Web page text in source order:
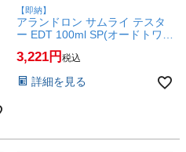
【即納】
アランドロン サムライ テスタ
ー EDT 100ml SP(オードトワ
レ)【香水】【未使用品】
【SBT】(6058612)
3,221 税込
詳細を見る